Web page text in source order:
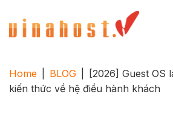
content
Home BLOG
[2026] Guest OS
kiến thức về hệ điều hành khách